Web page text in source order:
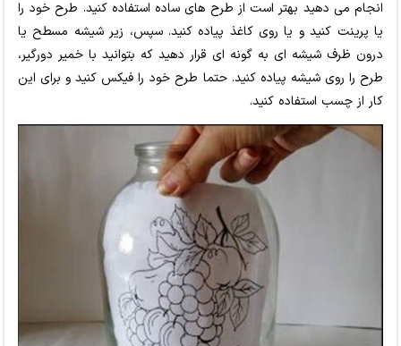
انجام می دهید بهتر است از طرح های ساده استفاده کنید. طرح خود را
یا پرینت کنید و یا روی کاغذ پیاده کنید. سپس، زیر شیشه مسطح یا
درون ظرف شیشه ای به گونه ای قرار دهید که بتوانید با خمیر دورگیر،
طرح را روی شیشه پیاده کنید. حتما طرح خود را فیکس کنید و برای این
کار از چسب استفاده کنید.